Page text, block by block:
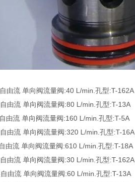
由流 单向阀流量阀:40 L/min.孔型:T-162A
由流 单向阀流量阀:80 L/min.孔型:T-13A
由流 单向阀流量阀:160 L/min.孔型:T-5A
由流 单向阀流量阀:320 L/min.孔型:T-16A
由流 单向阀流量阀:610 L/min.孔型:T-18A
由流 单向阀流量阀:30 L/min.孔型:T-162A
由流 单向阀流量阀:60 L/min.孔型:T-13A